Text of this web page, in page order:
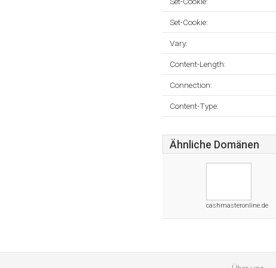
Set-Cookie:
Vary:
Content-Length:
Connection:
Content-Type:
Ähnliche Domänen
cashmasteronline.de